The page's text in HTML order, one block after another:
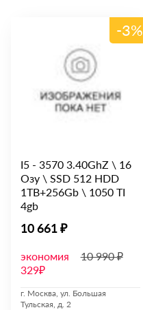
-3%
I5 - 3570 3.40GhZ \ 16
Озу \ SSD 512 HDD
1TB+256Gb \ 1050 TI
4gb
10 661 ₽
экономия
329₽
10 990 ₽
г. Москва, ул. Большая
Тульская, д. 2